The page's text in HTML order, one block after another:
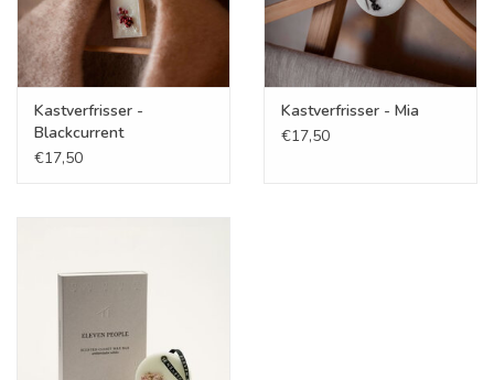
Kastverfrisser -
Blackcurrent
€17,50
Kastverfrisser - Mia
€17,50